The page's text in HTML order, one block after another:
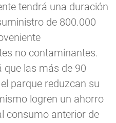
tendrá una duración
de 800.000
no contaminantes.
que las más de 90
parque reduzcan su
logren un ahorro
consumo anterior de